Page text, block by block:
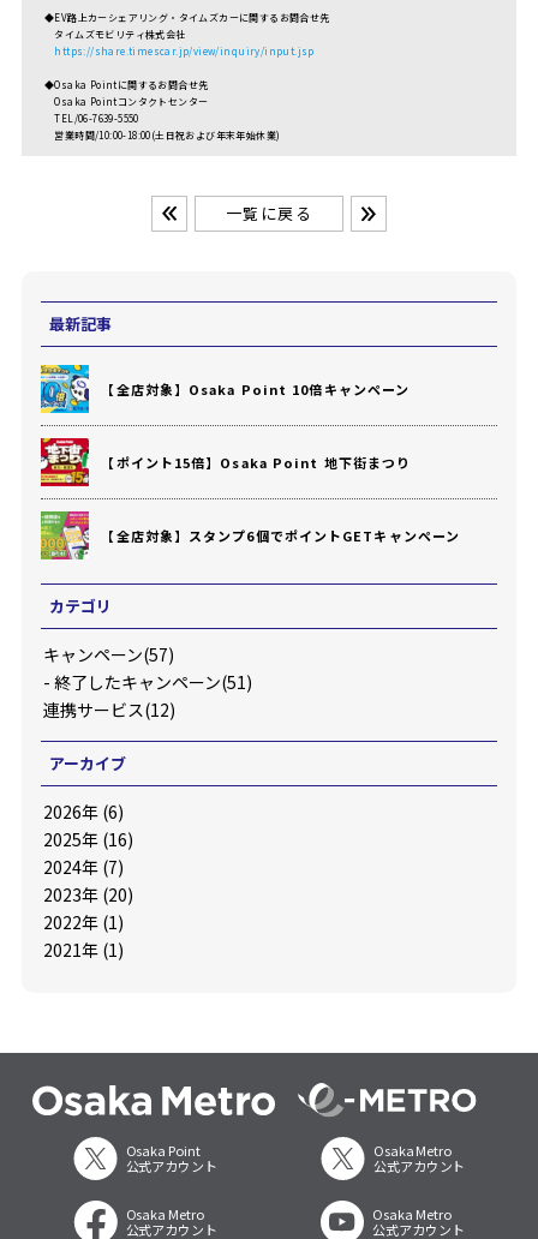
◆EV路上カーシェアリング・タイムズカーに関するお問合せ先
タイムズモビリティ株式会社
https://share.timescar.jp/view/inquiry/input.jsp
◆Osaka Pointに関するお問合せ先
Osaka Pointコンタクトセンター
TEL/06-7639-5550
営業時間/10:00-18:00(土日祝および年末年始休業)
一覧に戻る
最新記事
【全店対象】Osaka Point 10倍キャンペーン
【ポイント15倍】Osaka Point 地下街まつり
【全店対象】スタンプ6個でポイントGETキャンペーン
カテゴリ
キャンペーン(57)
-終了したキャンペーン(51)
連携サービス(12)
アーカイブ
2026年 (6)
2025年 (16)
2024年 (7)
2023年 (20)
2022年 (1)
2021年 (1)
Osaka Point
公式アカウント
Osaka Metro
公式アカウント
Osaka Metro
公式アカウント
Osaka Metro
公式アカウント